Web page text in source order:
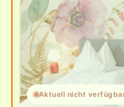
Aktuell nicht